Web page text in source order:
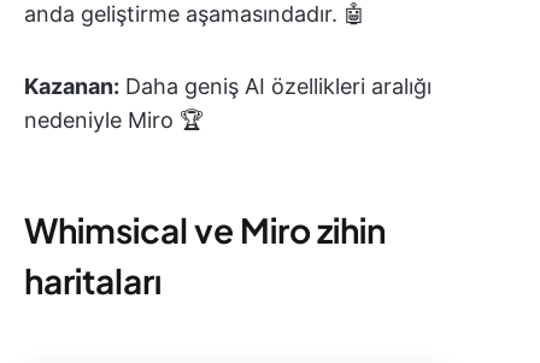
anda geliştirme aşamasındadır. 🤖
Kazanan: Daha geniş AI özellikleri aralığı
nedeniyle Miro 🏆
Whimsical ve Miro zihin
haritaları